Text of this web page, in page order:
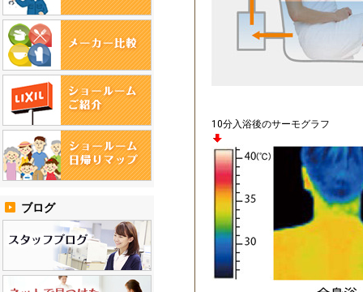
10分入浴後のサーモグラフ
ブログ